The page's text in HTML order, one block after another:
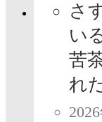
さ
い
苦
れ